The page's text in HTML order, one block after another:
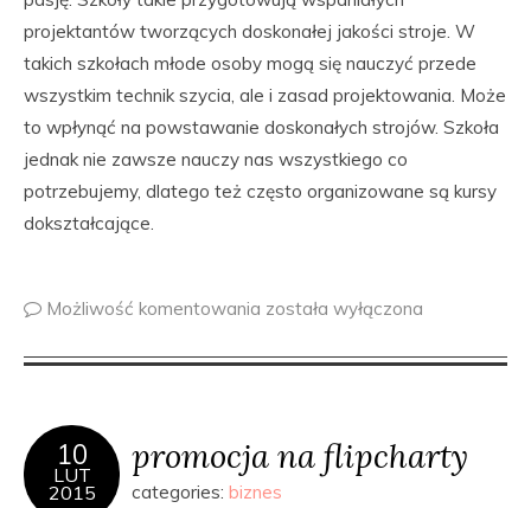
projektantów tworzących doskonałej jakości stroje. W
takich szkołach młode osoby mogą się nauczyć przede
wszystkim technik szycia, ale i zasad projektowania. Może
to wpłynąć na powstawanie doskonałych strojów. Szkoła
jednak nie zawsze nauczy nas wszystkiego co
potrzebujemy, dlatego też często organizowane są kursy
dokształcające.
Możliwość komentowania została wyłączona
10
LUT
2015
promocja na flipcharty
categories: biznes